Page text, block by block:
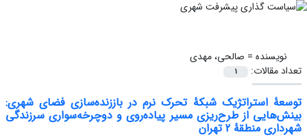
نویسنده = صالحی، مهدی
تعداد مقالات:
1
توسعۀ استراتژیک شبکۀ تحرک نرم در باززنده‌سازی فضای شهری:
بینش‌هایی از طرح‌ریزی مسیر پیاده‌روی و دوچرخه‌سواری سرزندگی
شهرداری منطقۀ 2 تهران